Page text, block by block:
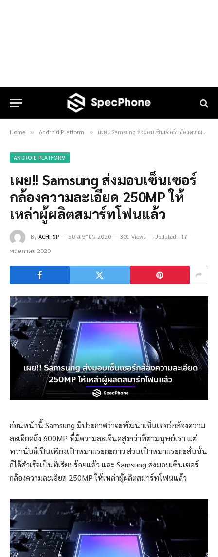
Home » Android Platform » เผย!! Samsung ส่งมอบเซ็นเซอร์กล้องความละเอียด 250MP ให้เหล่าผู้ผลิตสมาร์ทโฟนแล้ว
ANDROID PLATFORM
เผย!! Samsung ส่งมอบเซ็นเซอร์
กล้องความละเอียด 250MP ให้
เหล่าผู้ผลิตสมาร์ทโฟนแล้ว
ByACHI-SP 30 เมษายน 2020 301 Views Updated: 17
พฤษภาคม 2020
ก่อนหน้านี้ Samsung มีประกาศว่าจะพัฒนาเซ็นเซอร์กล้องความ
ละเอียดถึง 600MP ที่มีความละเอีนดสูงกว่าที่ตามนุษย์เรา แต่
ทว่านั่นก็เป็นเพียงเป้าหมายระยะยาว ส่วนเป็าหมายระยะสั่นนั้น
ก็ได้สำเร็จเป็นที่เรียบร้อยแล้ว และ Samsung ส่งมอบเซ็นเซอร์
กล้องความละเอียด 250MP ให้เหล่าผู้ผลิตสมาร์ทโฟนแล้ว